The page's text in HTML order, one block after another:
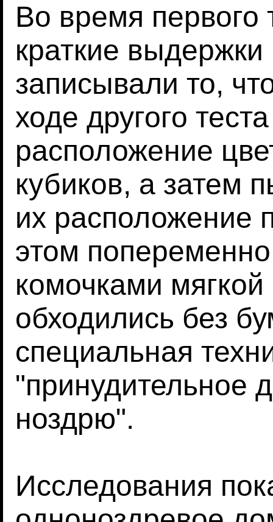
Во время первого
краткие выдержки
записывали то,
ходе другого
расположение
кубиков, а затем
их расположение
этом
комочками
обходились без
специальная
"принудительное
ноздрю".
Исследования